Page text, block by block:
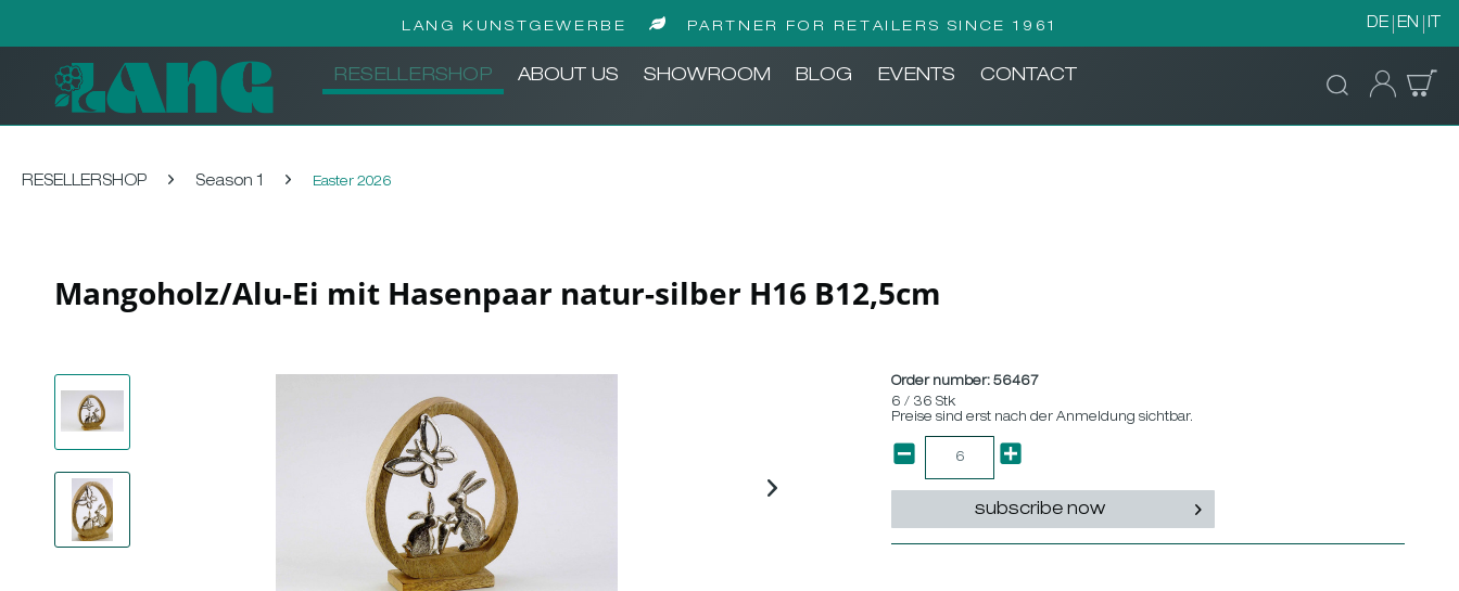
LANG KUNSTGEWERBE PARTNER FOR RETAILERS SINCE 1961 DE EN IT
RESELLERSHOP ABOUT US SHOWROOM BLOG EVENTS CONTACT
RESELLERSHOP Season 1 Easter 2026
Mangoholz/Alu-Ei mit Hasenpaar natur-silber H16 B12,5cm
Order number:56467
6 / 36 Stk
Preise sind erst nach der Anmeldung sichtbar.
subscribe now